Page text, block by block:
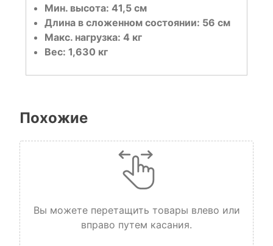
Мин. высота: 41,5 см
Длина в сложенном состоянии: 56 см
Макс. нагрузка: 4 кг
Вес: 1,630 кг
Похожие
Вы можете перетащить товары влево или
вправо путем касания.